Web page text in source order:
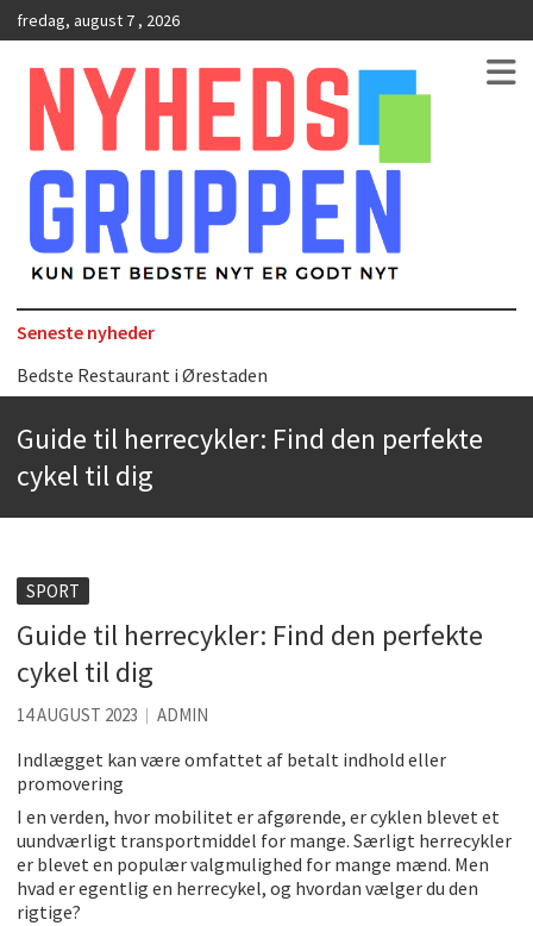
fredag, august 7 , 2026
NyhedsGruppen
Kun det bedste nyt er godt nyt
Seneste nyheder
Bedste Restaurant i Ørestaden
Accuro SAP konsulenter
Det er blevet nemmere at spise sund mad ude
De fem bedste brunchsteder på Sjælland
Sjove oplevelsesmuligheder i København
Tilføj det element som gør festen ekstra speciel
Det uundværlige køkkenredskab
Guide til herrecykler: Find den perfekte
cykel til dig
SPORT
Guide til herrecykler: Find den perfekte
cykel til dig
14 AUGUST 2023 ADMIN
Indlægget kan være omfattet af betalt indhold eller
promovering
I en verden, hvor mobilitet er afgørende, er cyklen blevet et
uundværligt transportmiddel for mange. Særligt herrecykler
er blevet en populær valgmulighed for mange mænd. Men
hvad er egentlig en herrecykel, og hvordan vælger du den
rigtige?